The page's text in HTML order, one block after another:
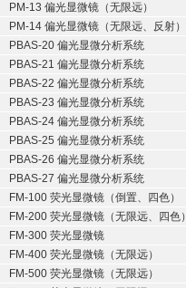
PM-13 偏光显微镜（无限远）
PM-14 偏光显微镜（无限远、反射）
PBAS-20 偏光显微分析系统
PBAS-21 偏光显微分析系统
PBAS-22 偏光显微分析系统
PBAS-23 偏光显微分析系统
PBAS-24 偏光显微分析系统
PBAS-25 偏光显微分析系统
PBAS-26 偏光显微分析系统
PBAS-27 偏光显微分析系统
FM-100 荧光显微镜（倒置、四色）
FM-200 荧光显微镜（无限远、四色）
FM-300 荧光显微镜
FM-400 荧光显微镜（无限远）
FM-500 荧光显微镜（无限远）